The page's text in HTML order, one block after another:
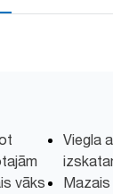
vāks
Viegla
Mazais